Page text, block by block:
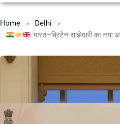
Home
Delhi
भारत–ब्रिटेन साझेदारी का नया अध्याय: मुंबई में पीएम मोदी और किर स्टारमर ने